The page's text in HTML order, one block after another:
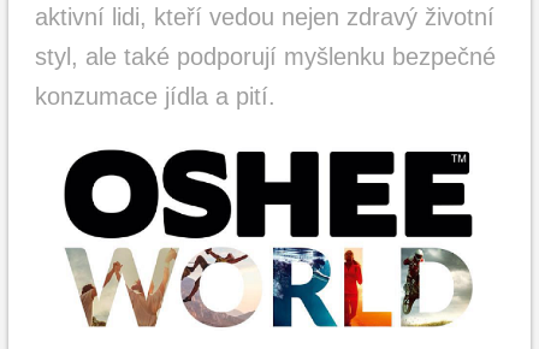
aktivní lidi, kteří vedou nejen zdravý životní
styl, ale také podporují myšlenku bezpečné
konzumace jídla a pití.